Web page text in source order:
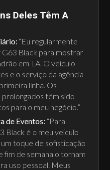
Deles Têm A
“Eu regularmente
Black para mostrar
em LA. O veículo
e o serviço da agência
linha. Os
têm sido
para o meu negócio.”
de Eventos: “Para
Black é o meu veículo
toque de sofisticação
fim de semana o tornam
uso pessoal. Meus